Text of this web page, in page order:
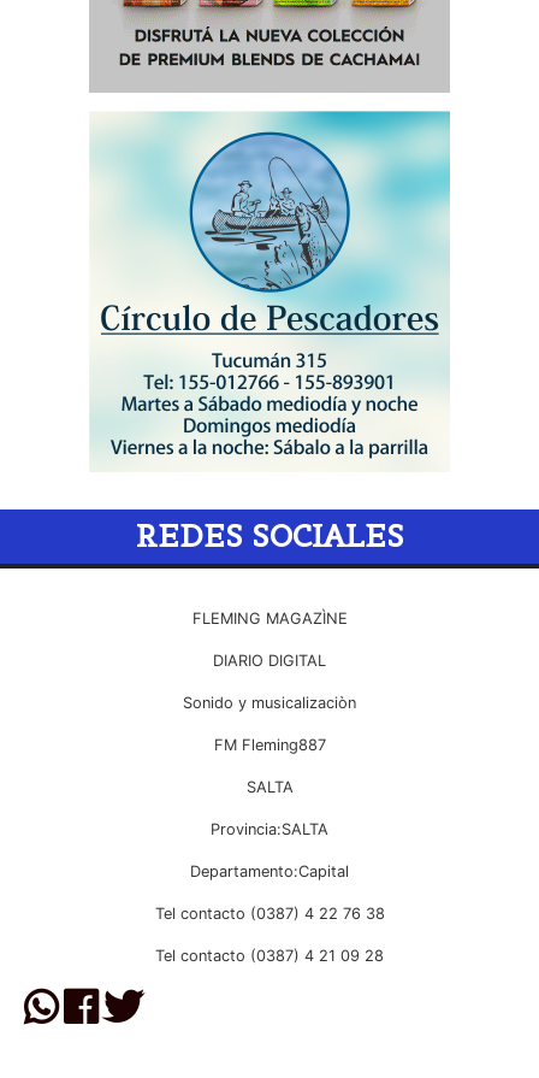
REDES SOCIALES
FLEMING MAGAZÌNE
DIARIO DIGITAL
Sonido y musicalizaciòn
FM Fleming887
SALTA
Provincia:SALTA
Departamento:Capital
Tel contacto (0387) 4 22 76 38
Tel contacto (0387) 4 21 09 28